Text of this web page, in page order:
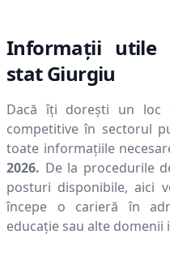
Informații utile
statGiurgiu
Dacă îți dorești un loc
competitive în sectorul
toate informațiile
2026. De la procedurile
posturi disponibile, aici
începe o carieră în
educație sau alte domenii